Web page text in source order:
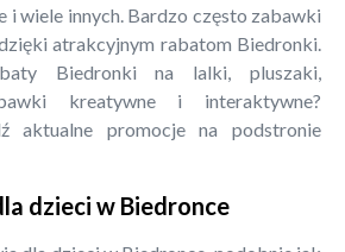
i wiele innych. Bardzo często zabawki
atrakcyjnym rabatom Biedronki.
Biedronki na lalki, pluszaki,
kreatywne i interaktywne?
aktualne promocje na podstronie
dzieci w Biedronce